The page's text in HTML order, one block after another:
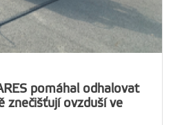
pomáhal odhalovat
znečišťují ovzduší ve